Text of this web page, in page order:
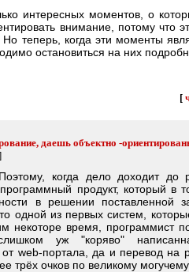
интересных моментов, о
внимание, потому что
теперь, когда эти моменты
остановиться на них
[
даешь объектно -
когда дело доходит до
продукт, который в
в решении поставленной
одной из первых систем,
некоторе время, программист
уж "коряво"
web-портала, да и перевод на
трёх очков по великому могучему.